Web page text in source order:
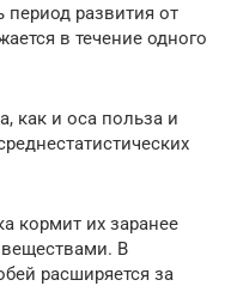
период развития от
в течение одного
как и оса польза и
кормит их заранее
В
расширяется за